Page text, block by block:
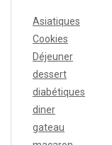
Asiatiques
Cookies
Déjeuner
dessert
diabétiques
diner
gateau